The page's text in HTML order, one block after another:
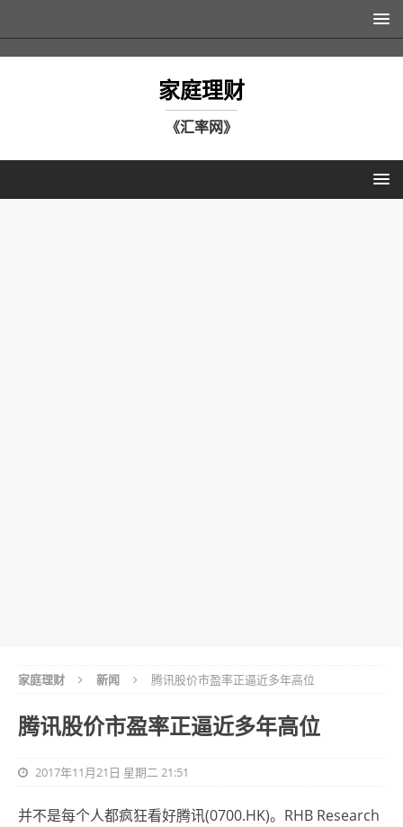
家庭理财
《汇率网》
家庭理财 新闻 腾讯股价市盈率正逼近多年高位
腾讯股价市盈率正逼近多年高位
2017年11月21日 星期二 21:51
并不是每个人都疯狂看好腾讯(0700.HK)。RHB Research